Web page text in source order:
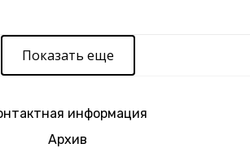
Показать еще
информация
Архив